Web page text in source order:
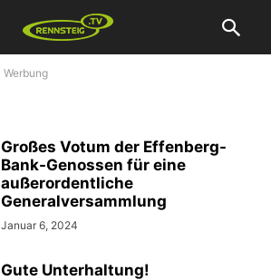
Werbung
Großes Votum der Effenberg-
Bank-Genossen für eine
außerordentliche
Generalversammlung
Januar 6, 2024
Gute Unterhaltung!